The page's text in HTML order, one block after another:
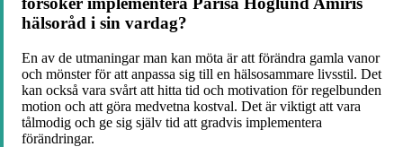
hälsoråd i sin vardag?
En av de utmaningar man kan möta är att förändra gamla vanor
och mönster för att anpassa sig till en hälsosammare livsstil. Det
kan också vara svårt att hitta tid och motivation för regelbunden
motion och att göra medvetna kostval. Det är viktigt att vara
tålmodig och ge sig själv tid att gradvis implementera
förändringar.